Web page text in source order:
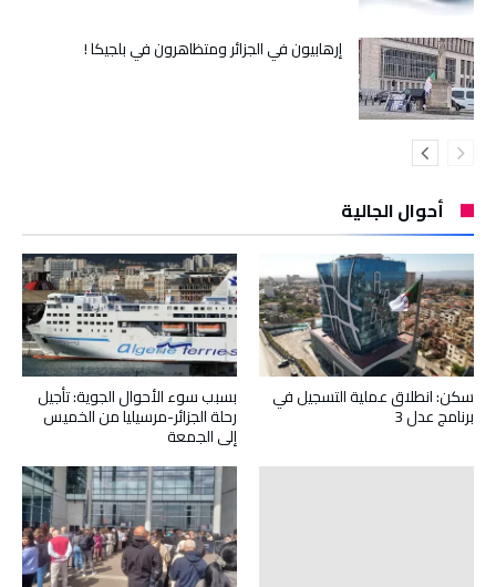
إرهابيون في الجزائر ومتظاهرون في بلجيكا !
أحوال الجالية
بسبب سوء الأحوال الجوية: تأجيل
رحلة الجزائر-مرسيليا من الخميس
إلى الجمعة
سكن: انطلاق عملية التسجيل في
برنامج عدل 3